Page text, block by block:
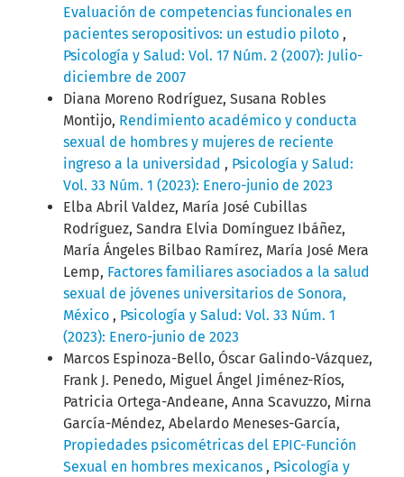
Evaluación de competencias funcionales en
pacientes seropositivos: un estudio piloto ,
Psicología y Salud: Vol. 17 Núm. 2 (2007): Julio-
diciembre de 2007
Diana Moreno Rodríguez, Susana Robles
Montijo, Rendimiento académico y conducta
sexual de hombres y mujeres de reciente
ingreso a la universidad , Psicología y Salud:
Vol. 33 Núm. 1 (2023): Enero-junio de 2023
Elba Abril Valdez, María José Cubillas
Rodríguez, Sandra Elvia Domínguez Ibáñez,
María Ángeles Bilbao Ramírez, María José Mera
Lemp, Factores familiares asociados a la salud
sexual de jóvenes universitarios de Sonora,
México , Psicología y Salud: Vol. 33 Núm. 1
(2023): Enero-junio de 2023
Marcos Espinoza-Bello, Óscar Galindo-Vázquez,
Frank J. Penedo, Miguel Ángel Jiménez-Ríos,
Patricia Ortega-Andeane, Anna Scavuzzo, Mirna
García-Méndez, Abelardo Meneses-García,
Propiedades psicométricas del EPIC-Función
Sexual en hombres mexicanos , Psicología y